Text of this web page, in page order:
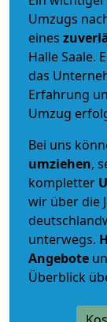
Umzugs
eines
Halle Saale.
das
Erfahrung
Umzug
Bei uns
umziehen,
kompletter
wir über die
unterwegs.
Angebote
Überblick